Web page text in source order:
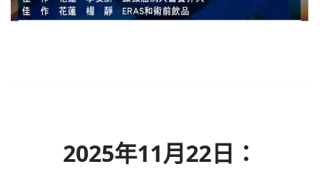
2025年11月22日：